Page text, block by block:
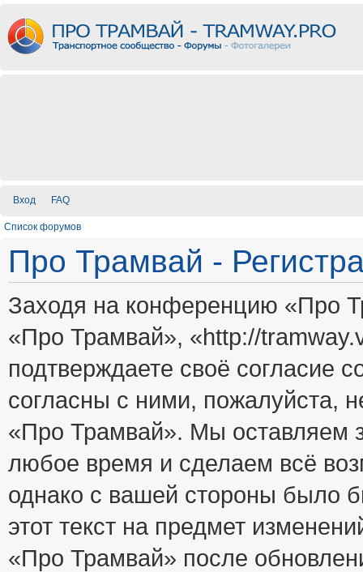
Вход FAQ
Список форумов
Про Трамвай -
Заходя на конференцию «Про
«Про Трамвай», «http://
подтверждаете своё
согласны с ними, пожалуйста,
«Про Трамвай». Мы оставляем
любое время и сделаем всё
однако с вашей стороны было
этот текст на предмет
«Про Трамвай» после